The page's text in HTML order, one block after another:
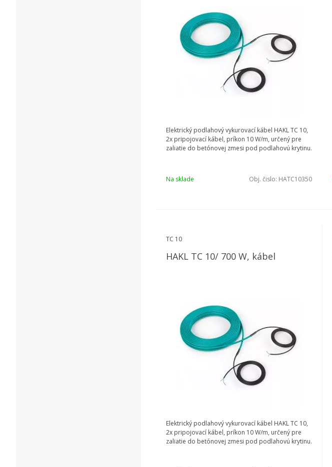
Elektrický podlahový vykurovací kábel HAKL TC 10,
2x pripojovací kábel, príkon 10 W/m, určený pre
zaliatie do betónovej zmesi pod podlahovú krytinu.
Na sklade Obj. čislo: HATC10350
TC 10
HAKL TC 10/ 700 W, kábel
Elektrický podlahový vykurovací kábel HAKL TC 10,
2x pripojovací kábel, príkon 10 W/m, určený pre
zaliatie do betónovej zmesi pod podlahovú krytinu.